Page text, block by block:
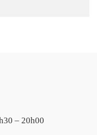
– 20h00